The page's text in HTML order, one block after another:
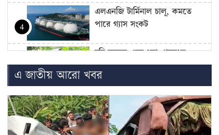
4
এলএনজি টার্মিনাল চালু, কমতে
পারে গ্যাস সংকট
5
চুরি করতে এসে ধরা, গৃহবধূর
কামড়ে চোরের আঙুল বিচ্ছিন্ন
6
জুলাই শহিদ পরিবার ও আহতদের
জন্য ফ্ল্যাট নির্মাণকাজের উদ্বোধন
সেপ্টেম্বরে
এ জাতীয় আরো খবর